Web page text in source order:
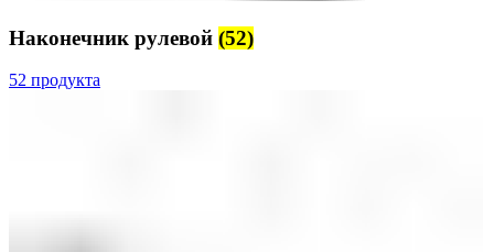
Наконечник рулевой (52)
52 продукта